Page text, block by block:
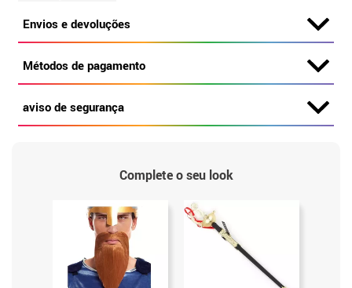
Envios e devoluções
Métodos de pagamento
aviso de segurança
Complete o seu look